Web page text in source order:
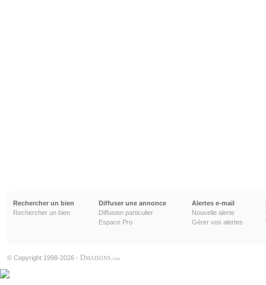
Rechercher un bien
Rechercher un bien
Diffuser une annonce
Diffusion particulier
Espace Pro
Alertes e-mail
Nouvelle alerte
Gérer vos alertes
© Copyright 1998-2026 - DMAISONS .COM